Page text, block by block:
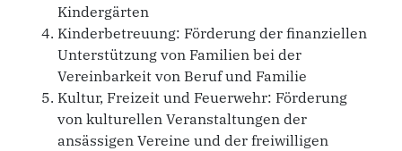
Kindergärten
Kinderbetreuung: Förderung der finanziellen
Unterstützung von Familien bei der
Vereinbarkeit von Beruf und Familie
Kultur, Freizeit und Feuerwehr: Förderung
von kulturellen Veranstaltungen der
ansässigen Vereine und der freiwilligen